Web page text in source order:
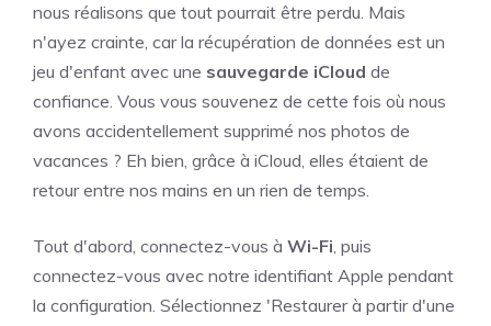
nous réalisons que tout pourrait être perdu. Mais
n'ayez crainte, car la récupération de données est un
jeu d'enfant avec une sauvegarde iCloud de
confiance. Vous vous souvenez de cette fois où nous
avons accidentellement supprimé nos photos de
vacances ? Eh bien, grâce à iCloud, elles étaient de
retour entre nos mains en un rien de temps.
Tout d'abord, connectez-vous à Wi-Fi, puis
connectez-vous avec notre identifiant Apple pendant
la configuration. Sélectionnez 'Restaurer à partir d'une